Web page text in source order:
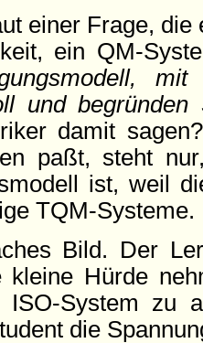
einer Frage,
ein QM-
und
damit
paßt, steht
ist, weil
TQM-Systeme.
Bild. Der
kleine Hürde
System zu
die